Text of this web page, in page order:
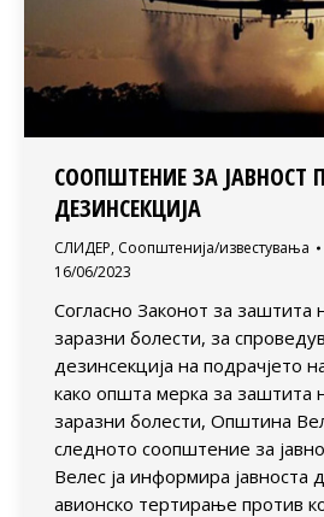
СООПШТЕНИЕ ЗА ЈАВНОСТ
ДЕЗИНСЕКЦИЈА
СЛИДЕР, Соопштенија/известувања
16/06/2023
Согласно Законот за заштита
заразни болести, за
дезинсекција на подрачјето
како општа мерка за заштита
заразни болести, Општина
следното соопштение за
Велес ја информира јавноста
авионско тертирање против